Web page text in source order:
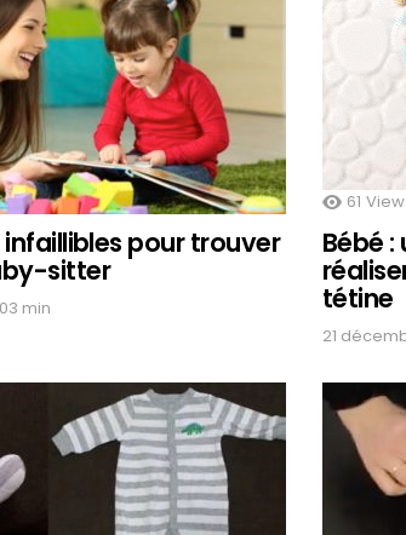
pour trouver
sitter
min
61
Bébé
tétine
21